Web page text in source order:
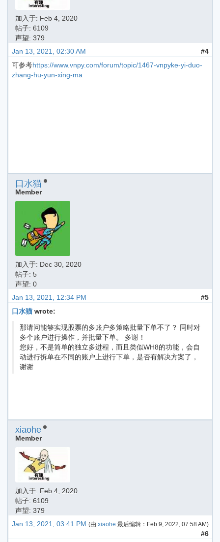
加入于: Feb 4, 2020
帖子: 6109
声望: 379
Jan 13, 2021, 02:30 AM
#4
可参考https://www.vnpy.com/forum/topic/1467-vnpyke-yi-duo-
zhang-hu-yun-xing-ma
口水猫
Member
加入于: Dec 30, 2020
帖子: 5
声望: 0
Jan 13, 2021, 12:34 PM
#5
口水猫 wrote:
那请问能够实现股票的多账户多策略批量下单不了？ 同时对
多个账户进行操作，并批量下单。 多谢！
您好，不是简单的独立多进程，而且类似WH8的功能，会自
动进行拆单在不同的账户上进行下单，是否有解决方案了，
谢谢
xiaohe
Member
加入于: Feb 4, 2020
帖子: 6109
声望: 379
Jan 13, 2021, 03:41 PM (由 xiaohe 最后编辑： Feb 9, 2022, 07:58 AM)
#6